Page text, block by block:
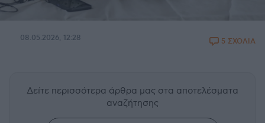
08.05.2026, 12:28 5 ΣΧΟΛΙΑ
Δείτε περισσότερα άρθρα μας στα αποτελέσματα
αναζήτησης